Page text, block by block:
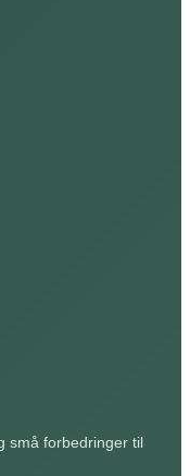
små forbedringer til